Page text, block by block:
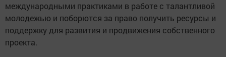
международными практиками в работе с талантливой
молодежью и поборются за право получить ресурсы и
поддержку для развития и продвижения собственного
проекта.